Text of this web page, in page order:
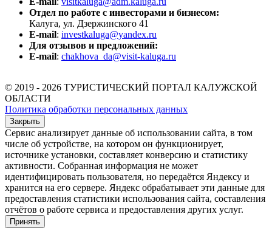
Отдел по работе с инвесторами и бизнесом:
Калуга, ул. Дзержинского 41
E-mail: investkaluga@yandex.ru
Для отзывов и предложений:
E-mail: chakhova_da@visit-kaluga.ru
© 2019 - 2026 ТУРИСТИЧЕСКИЙ ПОРТАЛ КАЛУЖСКОЙ
ОБЛАСТИ
Политика обработки персональных данных
Закрыть
Сервис анализирует данные об использовании сайта, в том
числе об устройстве, на котором он функционирует,
источнике установки, составляет конверсию и статистику
активности. Собранная информация не может
идентифицировать пользователя, но передаётся Яндексу и
хранится на его сервере. Яндекс обрабатывает эти данные для
предоставления статистики использования сайта, составления
отчётов о работе сервиса и предоставления других услуг.
Принять